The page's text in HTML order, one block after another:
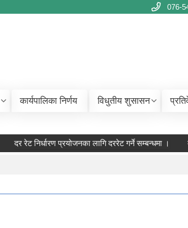
076-
कार्यपालिका निर्णय विधुतीय शुसासन
दर रेट निर्धारण प्रयोजनका लागि दररेट गर्ने सम्बन्धमा । दर